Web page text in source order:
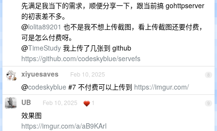
先满足我当下的需求，顺便分享一下，跟当前搞 gohttpserver
的初衷差不多。
@lolita89201 也不是我不想上传截图，看上传截图还要付费，
可是怎么付费呀。
@TimeStudy 我上传了几张到 github
https://github.com/codeskyblue/servefs
8
xiyuesaves Feb 10, 2025
@codeskyblue #7 不付费可以上传到 https://imgur.com/
9
UB Feb 10, 2025 1
效果图
https://imgur.com/a/aB9KArl